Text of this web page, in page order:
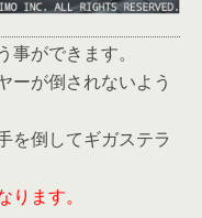
ができます。
ーが倒されないよう
を倒してギガステラ
ます。